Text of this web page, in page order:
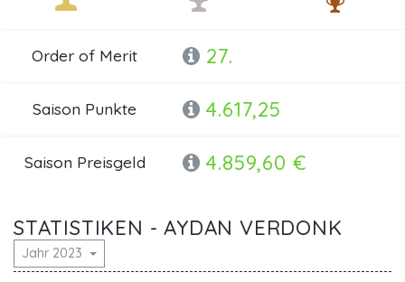
Order of Merit 27.
Saison Punkte 4.617,25
Saison Preisgeld 4.859,60 €
STATISTIKEN - AYDAN VERDONK
Jahr 2023